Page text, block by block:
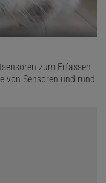
zum Erfassen
von Sensoren und rund